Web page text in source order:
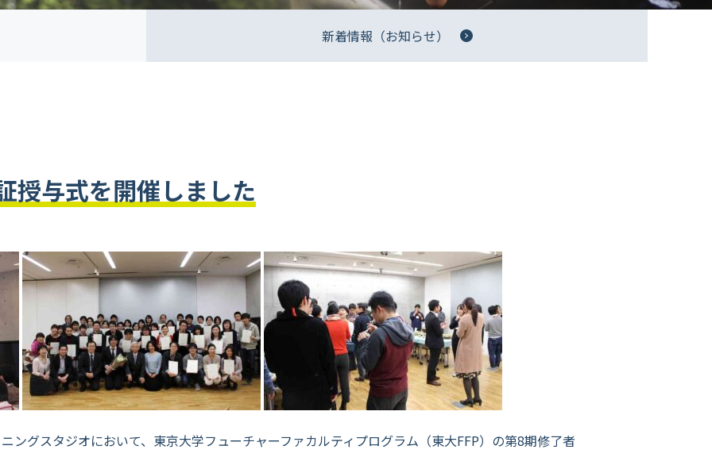
新着情報（お知らせ）
授与式を開催しました
ングスタジオにおいて、東京大学フューチャーファカルティプログラム（東大FFP）の第8期修了者